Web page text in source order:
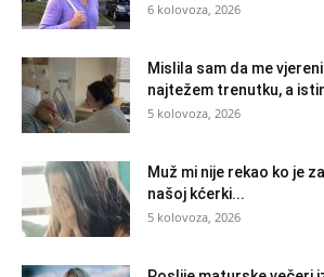
6 kolovoza, 2026
Mislila sam da me
najtežem trenutku, a
5 kolovoza, 2026
Muž mi nije rekao ko je
našoj kćerki...
5 kolovoza, 2026